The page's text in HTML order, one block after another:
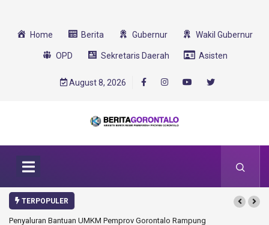
Home Berita Gubernur Wakil Gubernur
OPD Sekretaris Daerah Asisten
August 8, 2026
TERPOPULER
Bantuan UMKM Pemprov Gorontalo RampungGorontalo Ikut Dukung